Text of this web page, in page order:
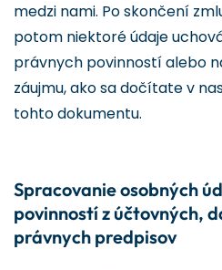
medzi nami. Po skončení
potom niektoré údaje
právnych povinností alebo
záujmu, ako sa dočítate v
tohto dokumentu.
Spracovanie osobných
povinností z účtovných,
právnych predpisov